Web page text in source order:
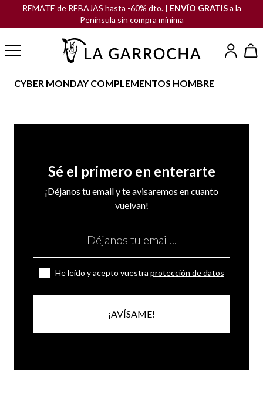
REMATE de REBAJAS hasta -60% dto. | ENVÍO GRATISa la
Península sin compra mínima
CYBER MONDAY COMPLEMENTOS HOMBRE
Sé el primero en enterarte
¡Déjanos tu email y te avisaremos en cuanto
vuelvan!
He leído y acepto vuestra protección de datos
¡AVÍSAME!